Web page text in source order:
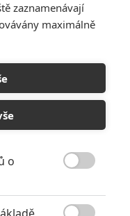
Minecraftem.
žlutá rodinka
obrazovek na stříbrné
humor a satiru, na
také větší, filmovější
je oficiálně
Simpsonových na
zaznamenávají
maximálně
o